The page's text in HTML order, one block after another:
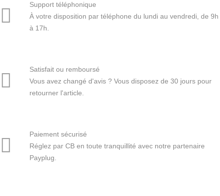
Support téléphonique
À votre disposition par téléphone du lundi au vendredi, de 9h
à 17h.
Satisfait ou remboursé
Vous avez changé d'avis ? Vous disposez de 30 jours pour
retourner l'article.
Paiement sécurisé
Réglez par CB en toute tranquillité avec notre partenaire
Payplug.